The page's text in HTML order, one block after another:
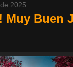
2025
Muy Buen